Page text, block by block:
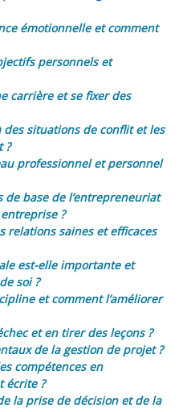
émotionnelle et comment
personnels et
carrière et se fixer des
situations de conflit et les
?
professionnel et personnel
base de l’entrepreneuriat
?
relations saines et efficaces
est-elle importante et
soi ?
et comment l’améliorer
et en tirer des leçons ?
de la gestion de projet ?
compétences en
écrite ?
la prise de décision et de la